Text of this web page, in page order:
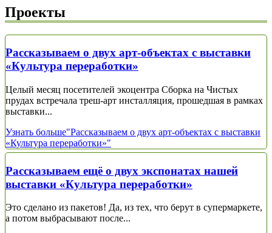
Проекты
Рассказываем о двух арт-объектах с выставки
«Культура переработки»
Целый месяц посетителей экоцентра Сборка на Чистых
прудах встречала треш-арт инсталляция, прошедшая в рамках
выставки...
Узнать больше"Рассказываем о двух арт-объектах с выставки
«Культура переработки»"
Рассказываем ещё о двух экспонатах нашей
выставки «Культура переработки»
Это сделано из пакетов! Да, из тех, что берут в супермаркете,
а потом выбрасывают после...